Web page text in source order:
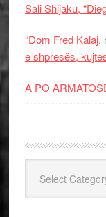
Sali Shijaku,
“Dom Fred
e shpresës,
A PO